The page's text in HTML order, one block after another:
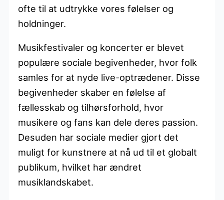
ofte til at udtrykke vores følelser og
holdninger.
Musikfestivaler og koncerter er blevet
populære sociale begivenheder, hvor folk
samles for at nyde live-optrædener. Disse
begivenheder skaber en følelse af
fællesskab og tilhørsforhold, hvor
musikere og fans kan dele deres passion.
Desuden har sociale medier gjort det
muligt for kunstnere at nå ud til et globalt
publikum, hvilket har ændret
musiklandskabet.